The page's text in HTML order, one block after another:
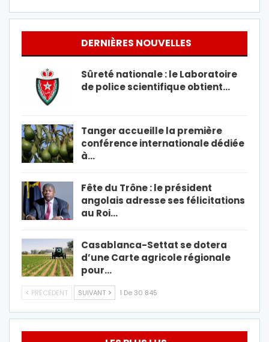
DERNIÈRES NOUVELLES
Sûreté nationale : le Laboratoire
de police scientifique obtient…
Tanger accueille la première
conférence internationale dédiée
à…
Fête du Trône : le président
angolais adresse ses félicitations
au Roi…
Casablanca-Settat se dotera
d’une Carte agricole régionale
pour…
PRÉCÉDENT SUIVANT 1 De 30 845